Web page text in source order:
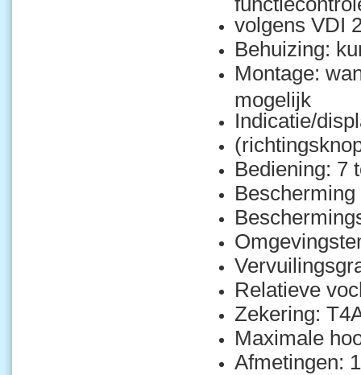
volgens VDI
Behuizing:
Montage:
mogelijk
Indicatie/
Bediening: 7
Relatieve
Zekering:
Maximale
Afmetingen: